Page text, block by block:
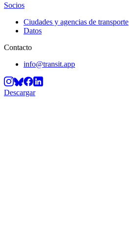
Socios
Ciudades y agencias de transporte
Datos
Contacto
info@transit.app
Descargar